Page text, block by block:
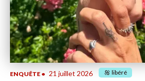
ENQUÊTE • 21 juillet 2026 libéré